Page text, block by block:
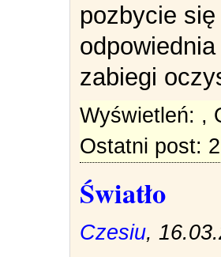
pozbycie
zabiegi
Wyświetleń: ,
Ostatni post:
Światło
Czesiu,